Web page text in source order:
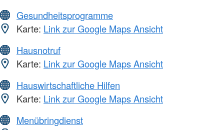
Gesundheitsprogramme
Karte: Link zur Google Maps Ansicht
Hausnotruf
Karte: Link zur Google Maps Ansicht
Hauswirtschaftliche Hilfen
Karte: Link zur Google Maps Ansicht
Menübringdienst